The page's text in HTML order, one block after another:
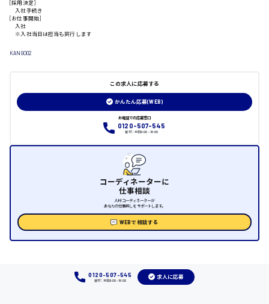
大竹市
日給制すべて
[採用決定]
入社手続き
[お仕事開始]
入社
※入社当日は担当も同行します
KANGO02
この求人に応募する
かんたん応募(WEB)
お電話での応募窓口
0120-507-545
受付：平日9:00 - 18:00
コーディネーターに
仕事相談
人材コーディネーターが
あなたの仕事探しをサポートします。
WEBで相談する
0120-507-545
受付：平日9:00 - 18:00
求人に応募